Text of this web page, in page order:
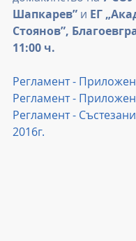
Шапкарев” и ЕГ
Стоянов”,
11:00 ч.
Регламент -
Регламент -
Регламент -
2016г.